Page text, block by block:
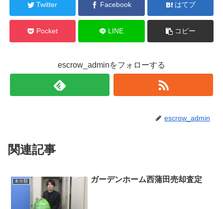
Twitter Facebook はてブ
Pocket LINE コピー
escrow_adminをフォローする
escrow_admin
関連記事
未分類 ガーデンホーム西蒲田売却査定